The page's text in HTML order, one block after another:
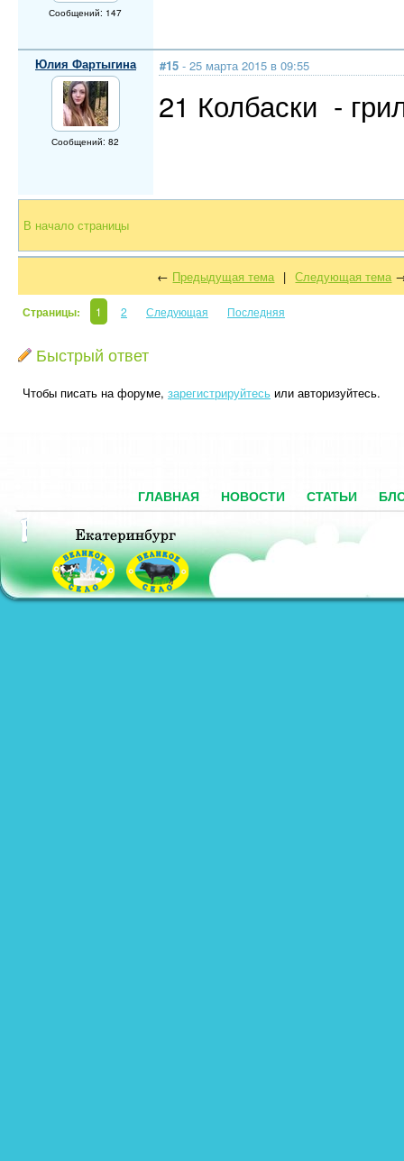
Сообщений: 147
Юлия Фартыгина
Сообщений: 82
#15 - 25 марта 2015 в 09:55
21 Колбаски -
В начало страницы
← Предыдущая тема | Следующая тема
Страницы: 1 2 Следующая Последняя
Быстрый ответ
Чтобы писать на форуме, зарегистрируйтесь или авторизуйтесь.
ГЛАВНАЯ НОВОСТИ СТАТЬИ